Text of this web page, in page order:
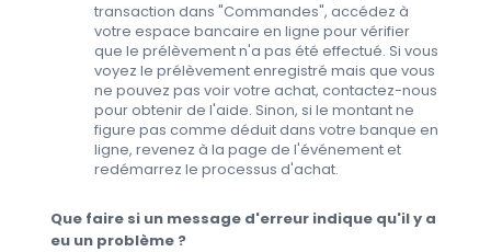
transaction dans "Commandes", accédez à
votre espace bancaire en ligne pour vérifier
que le prélèvement n'a pas été effectué. Si vous
voyez le prélèvement enregistré mais que vous
ne pouvez pas voir votre achat, contactez-nous
pour obtenir de l'aide. Sinon, si le montant ne
figure pas comme déduit dans votre banque en
ligne, revenez à la page de l'événement et
redémarrez le processus d'achat.
Que faire si un message d'erreur indique qu'il y a
eu un problème ?